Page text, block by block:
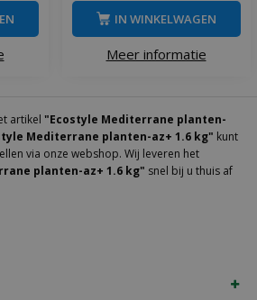
Meer informatie
IN WINKELWAGEN
artikel "Ecostyle Mediterrane planten-
Mediterrane planten-az+ 1.6 kg" kunt
via onze webshop. Wij leveren het
planten-az+ 1.6 kg" snel bij u thuis af